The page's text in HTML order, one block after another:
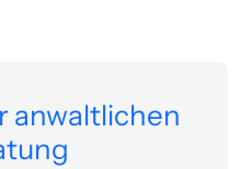
anwaltlichen